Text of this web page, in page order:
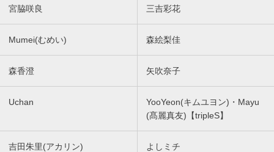
宮脇咲良 三吉彩花
Mumei(むめい) 森絵梨佳
森香澄 矢吹奈子
Uchan
YooYeon(キムユヨン)・Mayu
(髙麗真友)【tripleS】
吉田朱里(アカリン) よしミチ